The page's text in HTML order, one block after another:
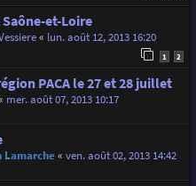
et-Loire
« lun. août 12, 2013 16:20
1 2
PACA le 27 et 28 juillet
mer. août 07, 2013 10:17
Lamarche« ven. août 02, 2013 14:42